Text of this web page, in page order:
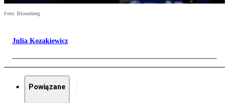
Foto: Bloomberg
Julia Kozakiewicz
Powiązane